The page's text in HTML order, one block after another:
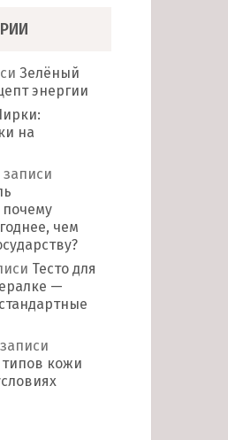
Зелёный
энергии
на
записи
чем
Тесто для
—
кожи